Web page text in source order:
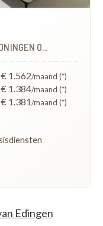
OP
1.562/maand (*)
1.384/maand (*)
1.381/maand (*)
Edingen